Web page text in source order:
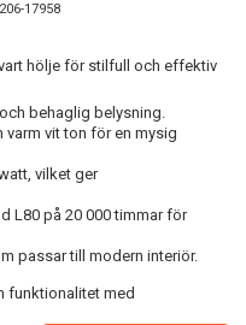
17958
hölje för stilfull och effektiv
behaglig belysning.
varm vit ton för en mysig
vilket ger
L80 på 20 000 timmar för
passar till modern interiör.
funktionalitet med